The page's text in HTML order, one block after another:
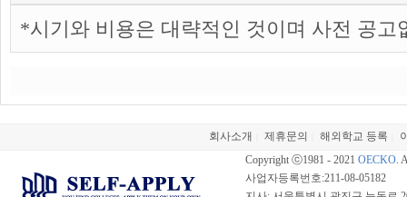
*시기와 비용은 대략적인 것이며 사전 공고
회사소개 제휴문의 해외학교 등록
Copyright ⓒ1981 - 2021 OECKO.
사업자등록번호:211-08-05182